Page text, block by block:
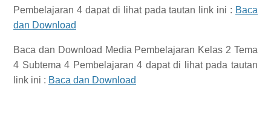
Pembelajaran 4 dapat di lihat pada tautan link ini : Baca
dan Download
Baca dan Download Media Pembelajaran Kelas 2 Tema
4 Subtema 4 Pembelajaran 4 dapat di lihat pada tautan
link ini : Baca dan Download